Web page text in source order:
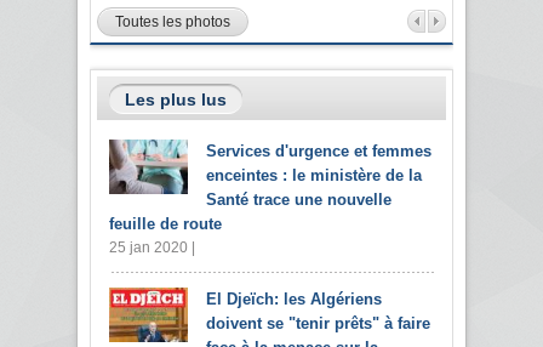
Toutes les photos
Les plus lus
Services d'urgence et femmes
enceintes : le ministère de la
Santé trace une nouvelle
feuille de route
25 jan 2020 |
El Djeïch: les Algériens
doivent se "tenir prêts" à faire